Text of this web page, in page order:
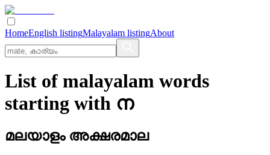
HomeEnglish listingMalayalam listingAbout
List of malayalam words
starting with ന
മലയാളം അക്ഷരമാല